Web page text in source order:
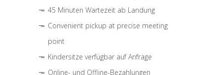
45 Minuten Wartezeit ab Landung
Convenient pickup at precise meeting
point
Kindersitze verfügbar auf Anfrage
Online- und Offline-Bezahlungen